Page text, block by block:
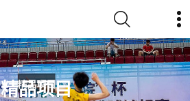
)
精品项目